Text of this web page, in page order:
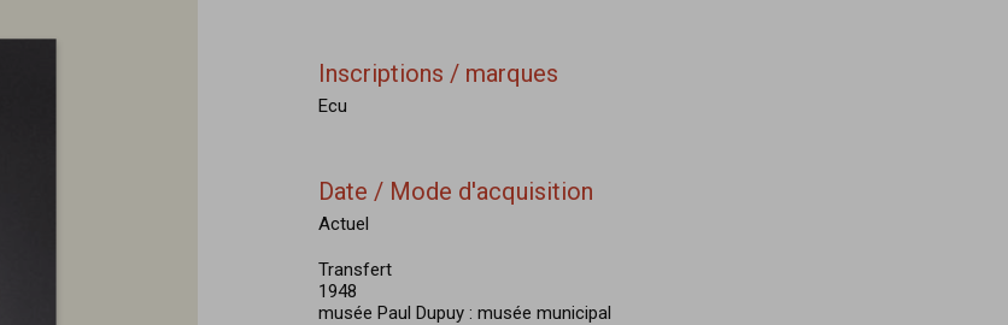
Inscriptions / marques
Ecu
Date / Mode d'acquisition
Actuel
Transfert
1948
musée Paul Dupuy : musée municipal